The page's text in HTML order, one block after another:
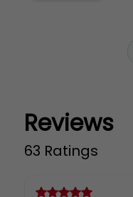
Reviews
63 Ratings